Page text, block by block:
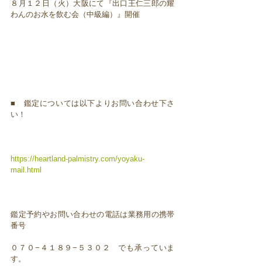
８月１２日（火）大阪にて『出口王仁三郎の耀
わんのお水を飲む会（中級編）』開催
■ 鑑定については以下よりお問い合わせ下さ
い！
https://heartland-palmistry.com/yoyaku-
mail.html
鑑定予約やお問い合わせの電話は業務用の携帯
番号
０７０−４１８９−５３０２ でも承っていま
す。